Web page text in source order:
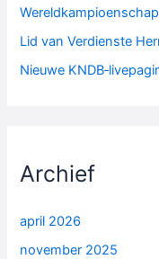
Lid van Verdienste
Nieuwe
Archief
april 2026
november 2025